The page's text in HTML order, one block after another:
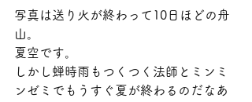
写真は送り火が終わって10日ほどの舟
山。
夏空です。
しかし蝉時雨もつくつく法師とミンミ
ンゼミでもうすぐ夏が終わるのだなあ